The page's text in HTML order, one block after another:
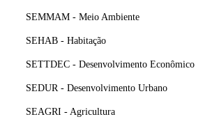
SEMMAM - Meio Ambiente
SEHAB - Habitação
SETTDEC - Desenvolvimento Econômico
SEDUR - Desenvolvimento Urbano
SEAGRI - Agricultura